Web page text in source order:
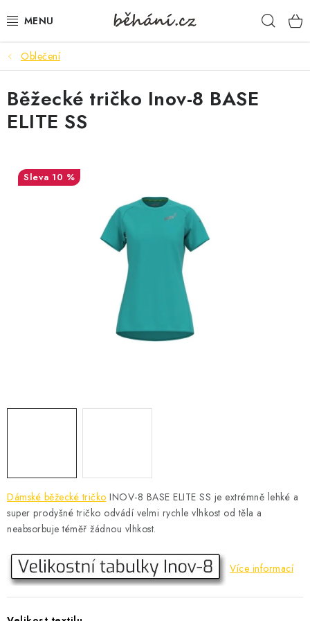
na
BOTY PÁNSKÉ
BOTY DÁMSKÉ
PÁNSKÉ OBLEČENÍ
DÁMSKÉ OBLEČENÍ
DÁRKOVÉ POUKAZY
MEGA SLEVY
NOVINKY
NOVINKY MIZUNO
NOVINKY INOV-8
Oblečení
Dámské běžecké tričko INOV-8 BASE ELITE SS je extrémně lehké a
super prodyšné tričko odvádí velmi rychle vlhkost od těla a
neabsorbuje téměř žádnou vlhkost.
Více informací
Běžecké tričko Inov-8 BASE
ELITE SS
10 %